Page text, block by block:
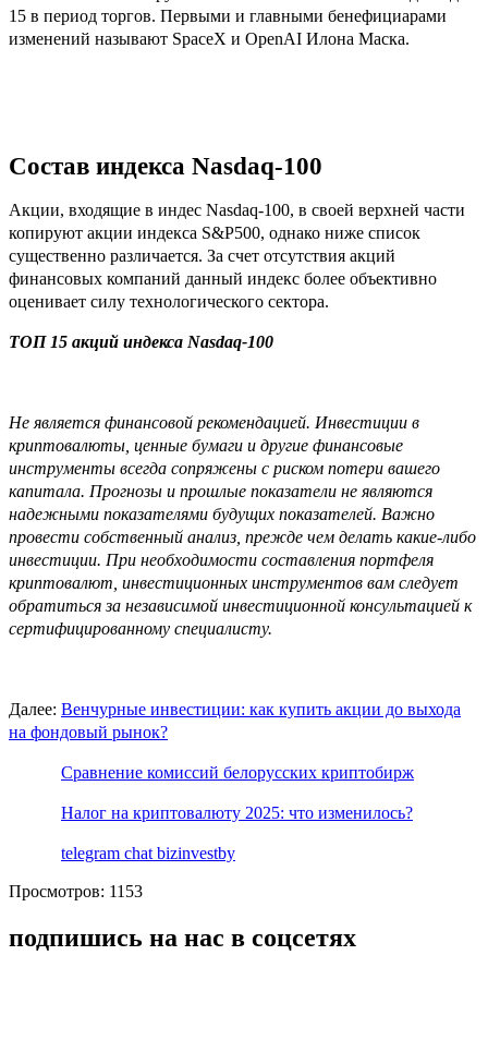
15 в период торгов. Первыми и главными бенефициарами
изменений называют SpaceX и OpenAI Илона Маска.
Состав индекса Nasdaq-100
Акции, входящие в индес Nasdaq-100, в своей верхней части
копируют акции индекса S&P500, однако ниже список
существенно различается. За счет отсутствия акций
финансовых компаний данный индекс более объективно
оценивает силу технологического сектора.
ТОП 15 акций индекса Nasdaq-100
Не является финансовой рекомендацией. Инвестиции в
криптовалюты, ценные бумаги и другие финансовые
инструменты всегда сопряжены с риском потери вашего
капитала. Прогнозы и прошлые показатели не являются
надежными показателями будущих показателей. Важно
провести собственный анализ, прежде чем делать какие-либо
инвестиции. При необходимости составления портфеля
криптовалют, инвестиционных инструментов вам следует
обратиться за независимой инвестиционной консультацией к
сертифицированному специалисту.
Далее: Венчурные инвестиции: как купить акции до выхода
на фондовый рынок?
Сравнение комиссий белорусских криптобирж
Налог на криптовалюту 2025: что изменилось?
telegram chat bizinvestby
Просмотров: 1153
подпишись на нас в соцсетях